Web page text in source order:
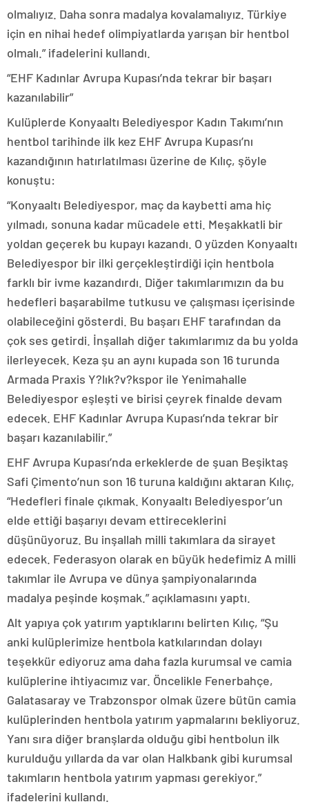
olmalıyız. Daha sonra madalya kovalamalıyız. Türkiye
için en nihai hedef olimpiyatlarda yarışan bir hentbol
olmalı.” ifadelerini kullandı.
“EHF Kadınlar Avrupa Kupası’nda tekrar bir başarı
kazanılabilir”
Kulüplerde Konyaaltı Belediyespor Kadın Takımı’nın
hentbol tarihinde ilk kez EHF Avrupa Kupası’nı
kazandığının hatırlatılması üzerine de Kılıç, şöyle
konuştu:
“Konyaaltı Belediyespor, maç da kaybetti ama hiç
yılmadı, sonuna kadar mücadele etti. Meşakkatli bir
yoldan geçerek bu kupayı kazandı. O yüzden Konyaaltı
Belediyespor bir ilki gerçekleştirdiği için hentbola
farklı bir ivme kazandırdı. Diğer takımlarımızın da bu
hedefleri başarabilme tutkusu ve çalışması içerisinde
olabileceğini gösterdi. Bu başarı EHF tarafından da
çok ses getirdi. İnşallah diğer takımlarımız da bu yolda
ilerleyecek. Keza şu an aynı kupada son 16 turunda
Armada Praxis Y?lık?v?kspor ile Yenimahalle
Belediyespor eşleşti ve birisi çeyrek finalde devam
edecek. EHF Kadınlar Avrupa Kupası’nda tekrar bir
başarı kazanılabilir.”
EHF Avrupa Kupası’nda erkeklerde de şuan Beşiktaş
Safi Çimento’nun son 16 turuna kaldığını aktaran Kılıç,
“Hedefleri finale çıkmak. Konyaaltı Belediyespor’un
elde ettiği başarıyı devam ettireceklerini
düşünüyoruz. Bu inşallah milli takımlara da sirayet
edecek. Federasyon olarak en büyük hedefimiz A milli
takımlar ile Avrupa ve dünya şampiyonalarında
madalya peşinde koşmak.” açıklamasını yaptı.
Alt yapıya çok yatırım yaptıklarını belirten Kılıç, “Şu
anki kulüplerimize hentbola katkılarından dolayı
teşekkür ediyoruz ama daha fazla kurumsal ve camia
kulüplerine ihtiyacımız var. Öncelikle Fenerbahçe,
Galatasaray ve Trabzonspor olmak üzere bütün camia
kulüplerinden hentbola yatırım yapmalarını bekliyoruz.
Yanı sıra diğer branşlarda olduğu gibi hentbolun ilk
kurulduğu yıllarda da var olan Halkbank gibi kurumsal
takımların hentbola yatırım yapması gerekiyor.”
ifadelerini kullandı.